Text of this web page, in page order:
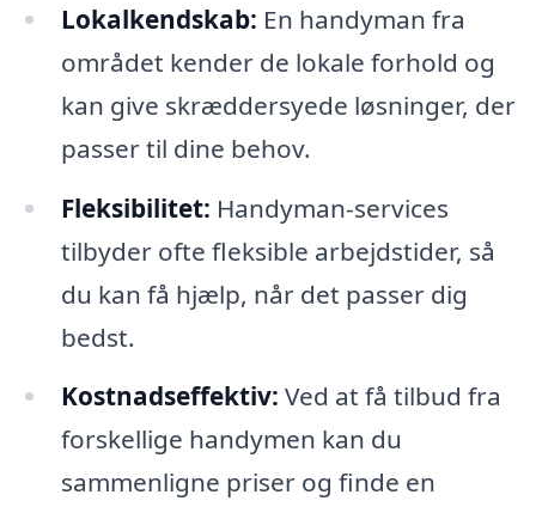
Lokalkendskab: En handyman fra
området kender de lokale forhold og
kan give skræddersyede løsninger, der
passer til dine behov.
Fleksibilitet: Handyman-services
tilbyder ofte fleksible arbejdstider, så
du kan få hjælp, når det passer dig
bedst.
Kostnadseffektiv: Ved at få tilbud fra
forskellige handymen kan du
sammenligne priser og finde en